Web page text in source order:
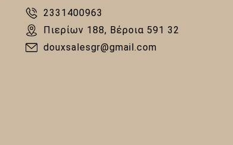
2331400963
Πιερίων 188, Βέροια 591 32
douxsalesgr@gmail.com